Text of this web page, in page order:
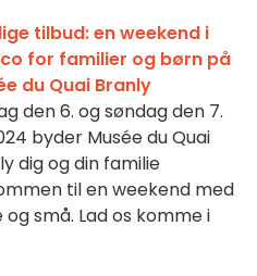
tilbud: en weekend i
for familier og børn på
du Quai Branly
den 6. og søndag den 7.
byder Musée du Quai
dig og din familie
til en weekend med
små. Lad os komme i